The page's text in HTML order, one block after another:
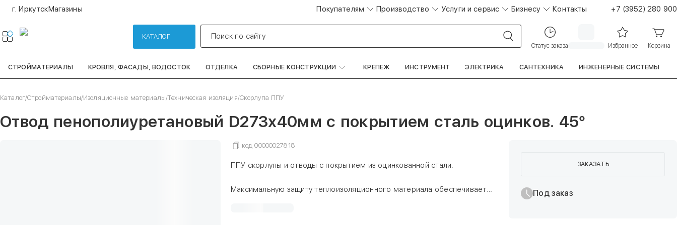
г. ИркутскМагазины Покупателям Производство Услуги и сервис Бизнесу Контакты +7 (3952) 280 900
КАТАЛОГ Поиск по сайту
Статус заказа Избранное Корзина
СТРОЙМАТЕРИАЛЫ КРОВЛЯ, ФАСАДЫ, ВОДОСТОК ОТДЕЛКА СБОРНЫЕ КОНСТРУКЦИИ КРЕПЕЖ ИНСТРУМЕНТ ЭЛЕКТРИКА САНТЕХНИКА ИНЖЕНЕРНЫЕ СИСТЕМЫ
Каталог/Стройматериалы/Изоляционные материалы/Техническая изоляция/Скорлупа ППУ
Отвод пенополиуретановый D273х40мм с покрытием сталь оцинков. 45°
код00000027818
ППУ скорлупы и отводы с покрытием из оцинкованной стали.
Максимальную защиту теплоизоляционного материала обеспечивает
ЗАКАЗАТЬ
Под заказ